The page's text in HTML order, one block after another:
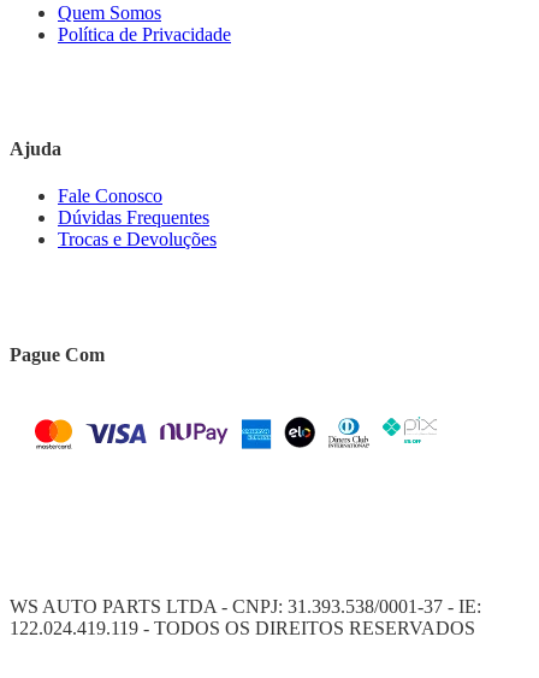
Quem Somos
Política de Privacidade
Ajuda
Fale Conosco
Dúvidas Frequentes
Trocas e Devoluções
Pague Com
WS AUTO PARTS LTDA - CNPJ: 31.393.538/0001-37 - IE:
122.024.419.119 - TODOS OS DIREITOS RESERVADOS